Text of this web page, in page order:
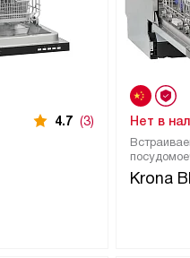
4.7 (3)
Krona
Нет в